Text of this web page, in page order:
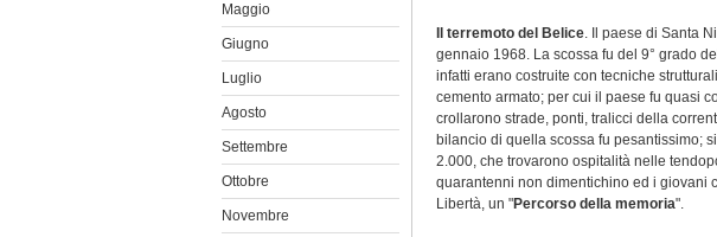
Il terremoto del Belice.
Il paese di Santa
gennaio 1968. La scossa fu del 9° grado
infatti erano costruite con tecniche
cemento armato; per cui il paese fu quasi
crollarono strade, ponti, tralicci della
bilancio di quella scossa fu pesantissimo;
2.000, che trovarono ospitalità nelle
quarantenni non dimentichino ed i giovani
Libertà, un "Percorso della memoria".
Maggio
Giugno
Luglio
Agosto
Settembre
Ottobre
Novembre